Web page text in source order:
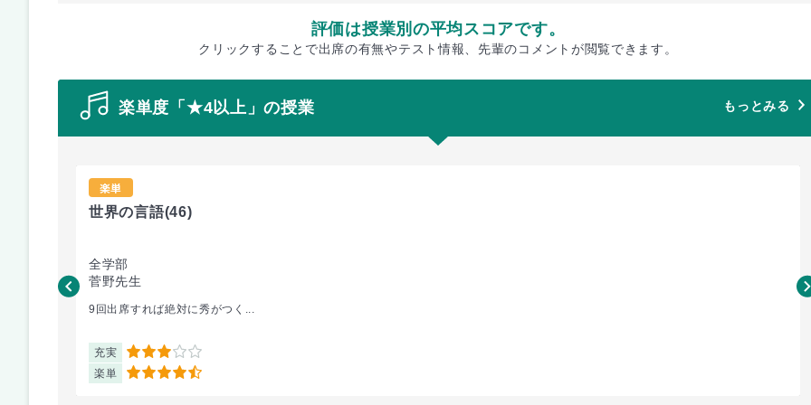
評価は授業別の平均スコアです。
クリックすることで出席の有無やテスト情報、先輩のコメントが閲覧できます。
楽単度「★4以上」の授業 もっとみる
楽単
世界の言語(46)
全学部
菅野先生
9回出席すれば絶対に秀がつく...
充実 3
楽単 4.5